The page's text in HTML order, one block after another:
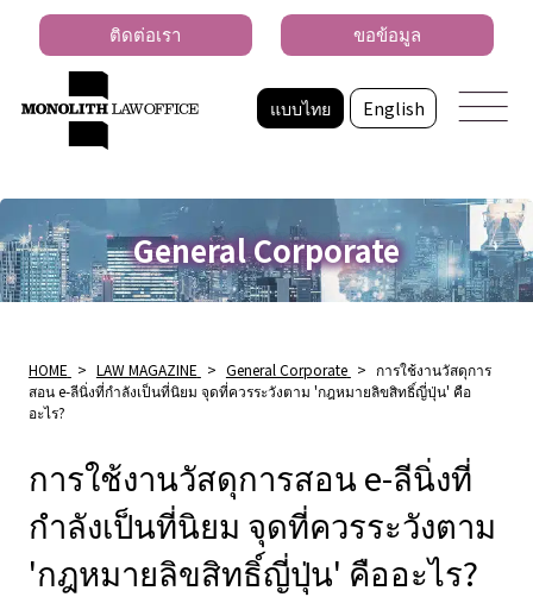
แบบไทย English
ติดต่อเรา ขอข้อมูล
General Corporate
HOME > LAW MAGAZINE > General Corporate > การใช้งานวัสดุการ
สอน e-ลีนิ่งที่กำลังเป็นที่นิยม จุดที่ควรระวังตาม 'กฎหมายลิขสิทธิ์ญี่ปุ่น' คือ
อะไร?
การใช้งานวัสดุการสอน e-ลีนิ่งที่
กำลังเป็นที่นิยม จุดที่ควรระวังตาม
'กฎหมายลิขสิทธิ์ญี่ปุ่น' คืออะไร?